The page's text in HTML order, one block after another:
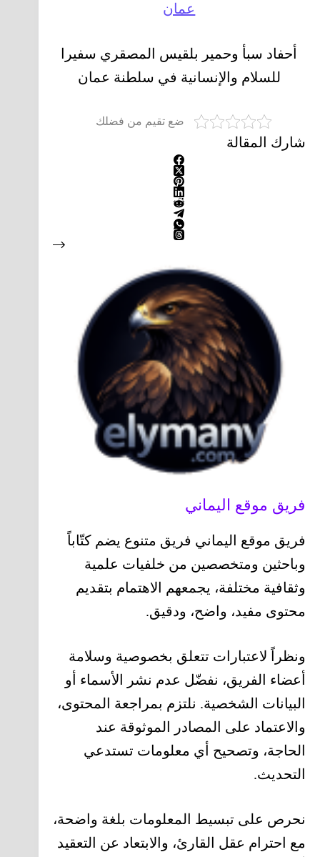
عمان
أحفاد سبأ وحمير بلقيس المصقري سفيرا
للسلام والإنسانية في سلطنة عمان
ضع تقيم من فضلك
شارك المقالة
فريق موقع اليماني
فريق موقع اليماني فريق متنوع يضم كتّاباً
وباحثين ومتخصصين من خلفيات علمية
وثقافية مختلفة، يجمعهم الاهتمام بتقديم
محتوى مفيد، واضح، ودقيق.
ونظراً لاعتبارات تتعلق بخصوصية وسلامة
أعضاء الفريق، نفضّل عدم نشر الأسماء أو
البيانات الشخصية. نلتزم بمراجعة المحتوى،
والاعتماد على المصادر الموثوقة عند
الحاجة، وتصحيح أي معلومات تستدعي
التحديث.
نحرص على تبسيط المعلومات بلغة واضحة،
مع احترام عقل القارئ، والابتعاد عن التعقيد